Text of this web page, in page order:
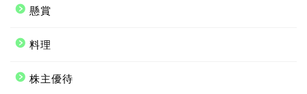
懸賞
料理
株主優待